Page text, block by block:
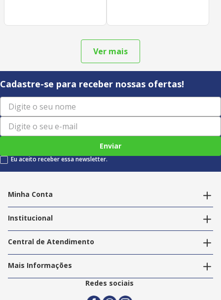
Cadastre-se para receber nossas ofertas!
Enviar
Eu aceito receber essa newsletter.
Minha Conta
Editar endereços
Institucional
Nossas Lojas
Trabalhe Conosco
Central de Atendimento
Política de Privacidade
Termos e Condições
Politica de Entrega
Mais Informações
2ª Via Nota Fiscal
Redes sociais